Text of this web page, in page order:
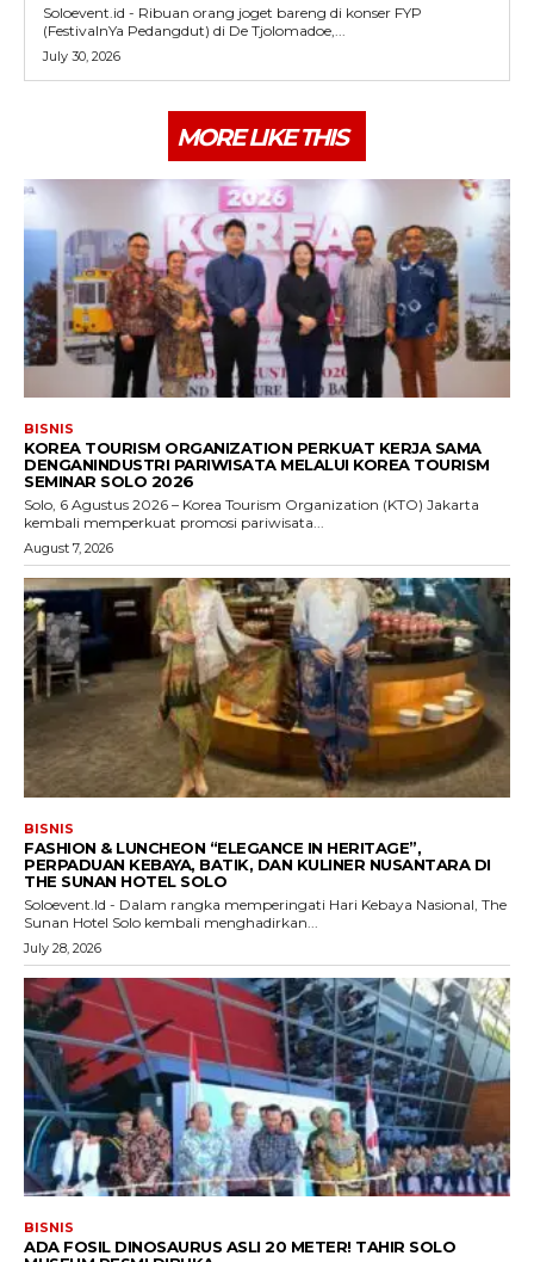
Soloevent.id - Ribuan orang joget bareng di konser FYP
(FestivalnYa Pedangdut) di De Tjolomadoe,...
July 30, 2026
MORE LIKE THIS
BISNIS
KOREA TOURISM ORGANIZATION PERKUAT KERJA SAMA
DENGANINDUSTRI PARIWISATA MELALUI KOREA TOURISM
SEMINAR SOLO 2026
Solo, 6 Agustus 2026 – Korea Tourism Organization (KTO) Jakarta
kembali memperkuat promosi pariwisata...
August 7, 2026
BISNIS
FASHION & LUNCHEON “ELEGANCE IN HERITAGE”,
PERPADUAN KEBAYA, BATIK, DAN KULINER NUSANTARA DI
THE SUNAN HOTEL SOLO
Soloevent.Id - Dalam rangka memperingati Hari Kebaya Nasional, The
Sunan Hotel Solo kembali menghadirkan...
July 28, 2026
BISNIS
ADA FOSIL DINOSAURUS ASLI 20 METER! TAHIR SOLO